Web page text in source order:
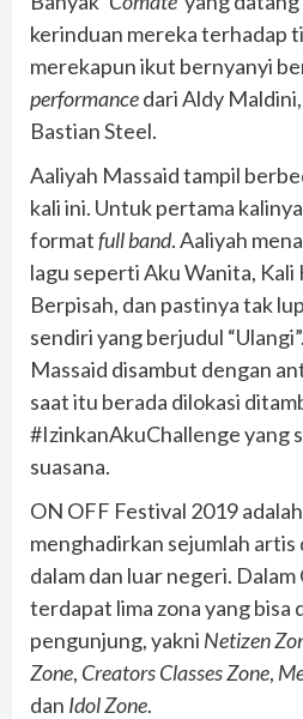
kerinduan mereka terhadap
merekapun ikut bernyanyi
performancedari Aldy
Bastian Steel.
Aaliyah Massaid tampil
kali ini. Untuk pertama
formatfull band. Aaliyah
lagu seperti Aku Wanita, Kali
Berpisah, dan pastinya tak
sendiri yang berjudul “Ulangi”.
Massaid disambut dengan
saat itu berada dilokasi
#IzinkanAkuChallenge yang
suasana.
ON OFF Festival 2019
menghadirkan sejumlah
dalam dan luar negeri.
terdapat lima zona yang bisa
pengunjung, yakni Netizen
Zone, Creators Classes Zone,
dan Idol Zone.